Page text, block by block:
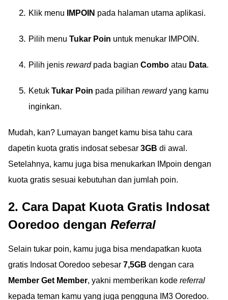
Klik menu IMPOIN pada halaman utama aplikasi.
Pilih menu Tukar Poin untuk menukar IMPOIN.
Pilih jenis rewardpada bagian Combo atau Data.
Ketuk Tukar Poin pada pilihan rewardyang kamu
inginkan.
Mudah, kan? Lumayan banget kamu bisa tahu cara
dapetin kuota gratis indosat sebesar 3GB di awal.
Setelahnya, kamu juga bisa menukarkan IMpoin dengan
kuota gratis sesuai kebutuhan dan jumlah poin.
2. Cara Dapat Kuota Gratis Indosat
Ooredoo dengan Referral
Selain tukar poin, kamu juga bisa mendapatkan kuota
gratis Indosat Ooredoo sebesar 7,5GB dengan cara
Member Get Member, yakni memberikan kode referral
kepada teman kamu yang juga pengguna IM3 Ooredoo.